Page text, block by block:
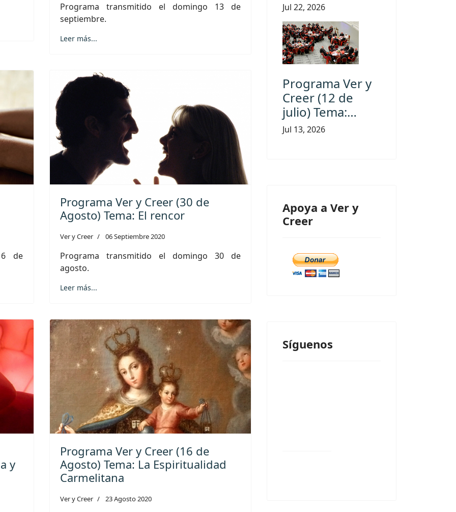
Programa transmitido el domingo 13 de
septiembre.
Leer más...
de
Programa Ver y Creer (30 de
Agosto) Tema: El rencor
Ver y Creer 06 Septiembre 2020
Programa transmitido el domingo 30 de
agosto.
Leer más...
y
Programa Ver y Creer (16 de
Agosto) Tema: La Espiritualidad
Carmelitana
Ver y Creer 23 Agosto 2020
Jul 22, 2026
Programa Ver y
Creer (12 de
julio) Tema:…
Jul 13, 2026
Apoya a Ver y
Creer
Síguenos